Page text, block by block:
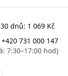
dnů: 1 069 Kč
+420 731 000 147
7:30–17:00 hod)